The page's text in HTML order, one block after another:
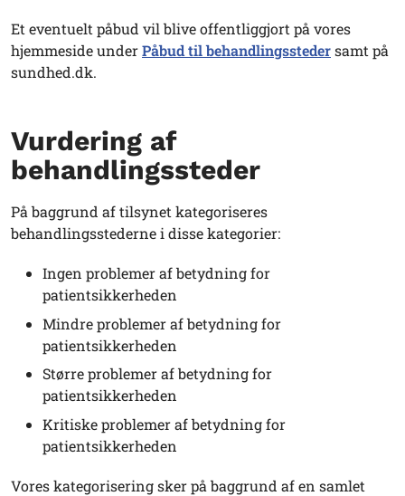
Et eventuelt påbud vil blive offentliggjort på vores
hjemmeside underPåbud til behandlingsstedersamt på
sundhed.dk.
Vurdering af
behandlingssteder
På baggrund af tilsynet kategoriseres
behandlingsstederne i disse kategorier:
Ingen problemer af betydning for
patientsikkerheden
Mindre problemer af betydning for
patientsikkerheden
Større problemer af betydning for
patientsikkerheden
Kritiske problemer af betydning for
patientsikkerheden
Vores kategorisering sker på baggrund af en samlet